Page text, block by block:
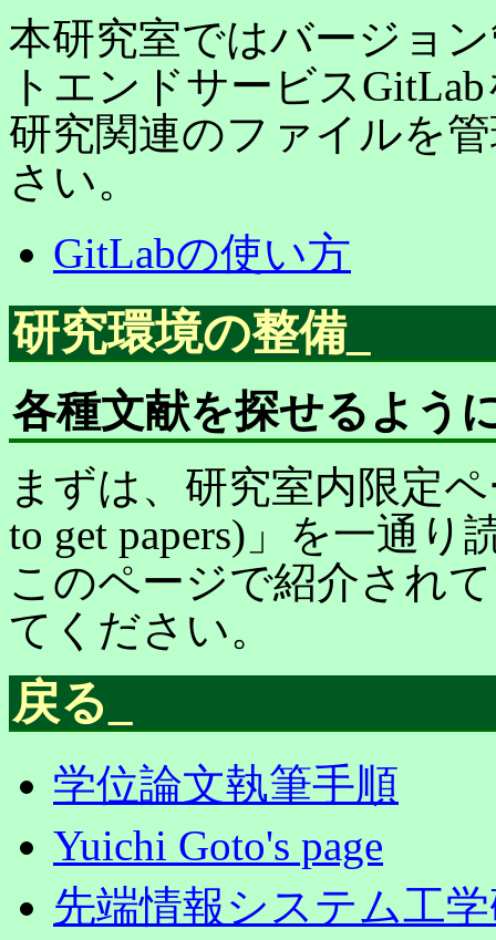
本研究室ではバージョ
トエンドサービス
研究関連のファイルを
さい。
GitLabの使い方
研究環境の整備_
各種文献を探せるよう
まずは、研究室内限定
to get papers)」を一通
このページで紹介され
てください。
戻る
学位論文執筆手順
Yuichi Goto's page
先端情報システム工